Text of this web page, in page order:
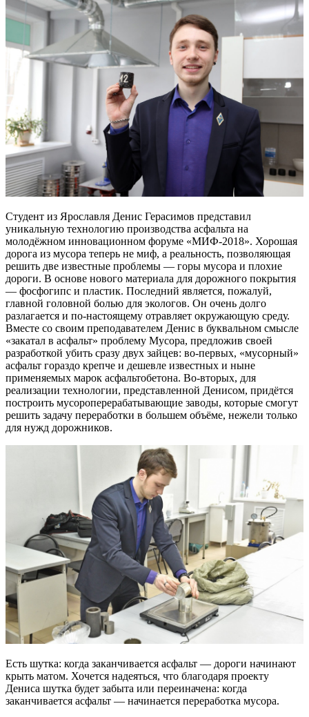
Студент из Ярославля Денис Герасимов представил
уникальную технологию производства асфальта на
молодёжном инновационном форуме «МИФ-2018». Хорошая
дорога из мусора теперь не миф, а реальность, позволяющая
решить две известные проблемы — горы мусора и плохие
дороги. В основе нового материала для дорожного покрытия
— фосфогипс и пластик. Последний является, пожалуй,
главной головной болью для экологов. Он очень долго
разлагается и по-настоящему отравляет окружающую среду.
Вместе со своим преподавателем Денис в буквальном смысле
«закатал в асфальт» проблему Мусора, предложив своей
разработкой убить сразу двух зайцев: во-первых, «мусорный»
асфальт гораздо крепче и дешевле известных и ныне
применяемых марок асфальтобетона. Во-вторых, для
реализации технологии, представленной Денисом, придётся
построить мусороперерабатывающие заводы, которые смогут
решить задачу переработки в большем объёме, нежели только
для нужд дорожников.
Есть шутка: когда заканчивается асфальт — дороги начинают
крыть матом. Хочется надеяться, что благодаря проекту
Дениса шутка будет забыта или переиначена: когда
заканчивается асфальт — начинается переработка мусора.